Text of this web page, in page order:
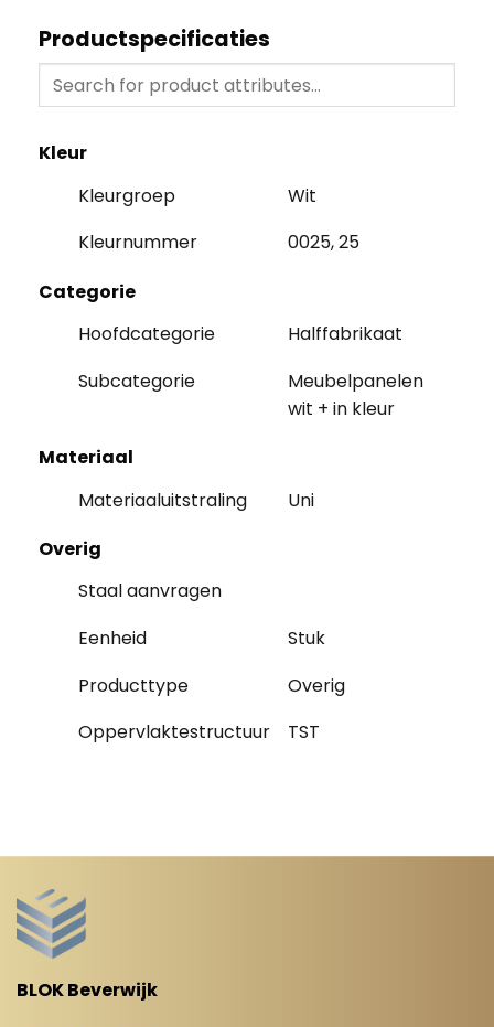
Productspecificaties
Kleur
Kleurgroep
Wit
Kleurnummer
0025, 25
Categorie
Hoofdcategorie
Halffabrikaat
Subcategorie
Meubelpanelen
wit + in kleur
Materiaal
Materiaaluitstraling
Uni
Overig
Staal aanvragen
Eenheid
Stuk
Producttype
Overig
Oppervlaktestructuur
TST
BLOK Beverwijk